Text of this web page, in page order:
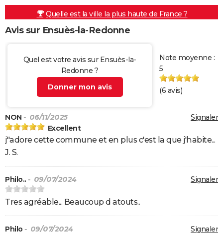
Quelle est la ville la plus haute de France ?
Avis sur Ensuès-la-Redonne
Quel est votre avis sur Ensuès-la-
Redonne ?
Donner mon avis
Note moyenne :
5
(6 avis)
Signaler
NON - 06/11/2025
Excellent
j"adore cette commune et en plus c'est la que j'habite...
J. S.
Signaler
Philo.. - 09/07/2024
Tres agréable... Beaucoup d atouts..
Signaler
Philo - 09/07/2024